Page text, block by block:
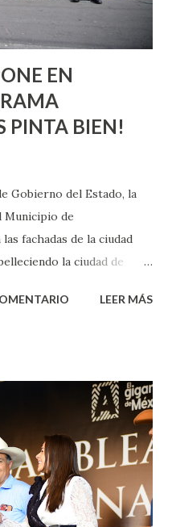
cuando ambas partes
EN
PINTA BIEN!
Gobierno del Estado, la
Municipio de
fachadas de la ciudad
la ciudad de
al programa
Leo Montañez
usarán cerca de 90 mil
dar inicio en la calle
calle 22 de Octubre, con
Posteriormente se
Nuestra Señora de la
LEER MÁS